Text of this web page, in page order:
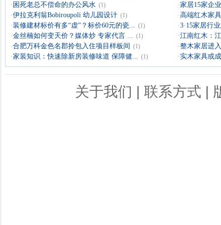
· 困死老总不偿命的办公风水 (1) ·家居15家企
·伊拉克利翁Bobiroupoli 幼儿园设计 (1) ·高端红木家
·装修建材标价有多“虚”？标价60元的瓷... (1) ·3·15家居行
·金丝楠如何变天价？媒体炒 专家代言 ... (1) ·江南红木：
·合肥万科金色名郡拎包入住项目样板间 (1) ·整木家居进
·家装知识：快速除新房装修味道 保障健... (1) ·实木家具或
关于我们 | 联系方式 |